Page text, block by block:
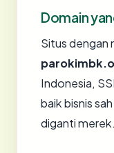
Domain
Situs dengan
Indonesia,
baik bisnis
diganti merek.